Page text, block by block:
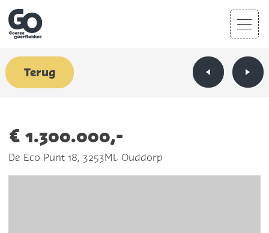
Terug
€ 1.300.000,-
De Eco Punt 18, 3253ML Ouddorp